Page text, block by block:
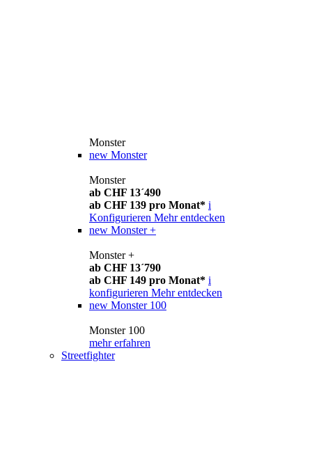
Monster
new Monster
Monster
ab CHF 13´490
ab CHF 139 pro Monat* i
Konfigurieren Mehr entdecken
new Monster +
Monster +
ab CHF 13´790
ab CHF 149 pro Monat* i
konfigurieren Mehr entdecken
new Monster 100
Monster 100
mehr erfahren
Streetfighter